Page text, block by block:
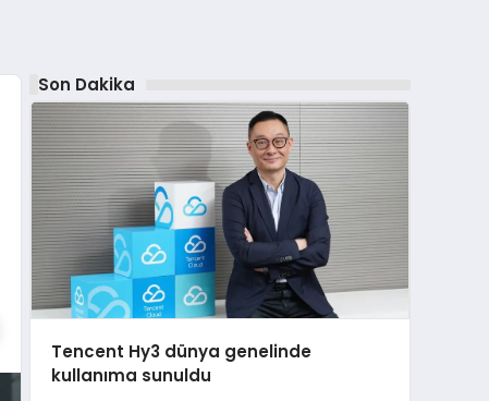
Son Dakika
Tencent Hy3 dünya genelinde
kullanıma sunuldu